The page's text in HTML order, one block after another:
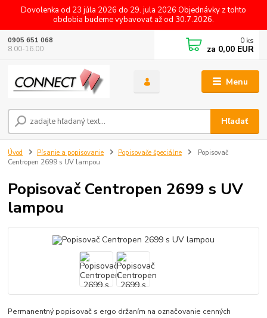
Dovolenka od 23 júla 2026 do 29. jula 2026 Objednávky z tohto
obdobia budeme vybavovať až od 30.7.2026.
Menu
Hľadať
0905 651 068
8.00-16.00
0 ks
za 0,00 EUR
Úvod Písanie a popisovanie Popisovače špeciálne
Popisovač
Centropen 2699 s UV lampou
Popisovač Centropen 2699 s UV
lampou
Permanentný popisovač s ergo držaním na označovanie cenných